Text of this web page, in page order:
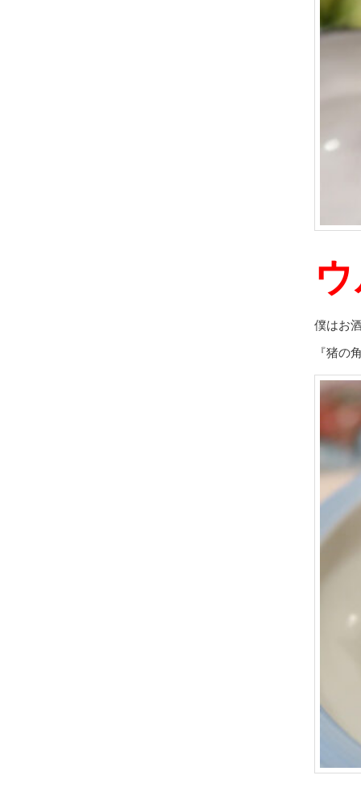
僕はお
『猪の